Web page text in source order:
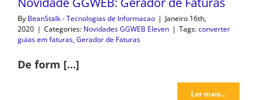
By BeanStalk - Tecnologias de Informacao | Janeiro 16th,
2020 | Categories: Novidades GGWEB Eleven | Tags:converter
guias em faturas,Gerador de Faturas
De form […]
Ler mais...